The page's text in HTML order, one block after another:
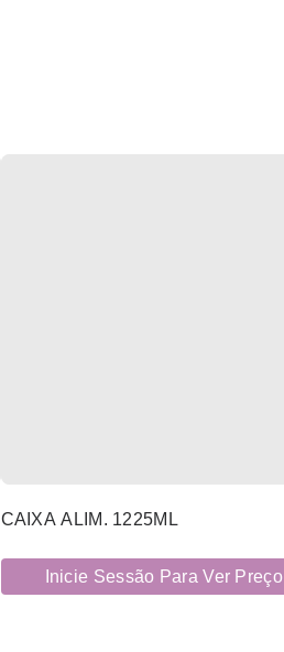
CAIXA ALIM. 1225ML
Inicie Sessão Para Ver Preço